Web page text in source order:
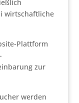
wirtschaftliche
Plattform
zur
werden